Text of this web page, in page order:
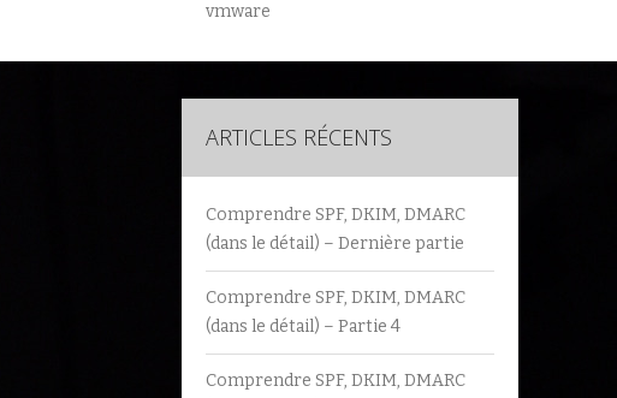
vmware
ARTICLES RÉCENTS
Comprendre SPF, DKIM, DMARC
(dans le détail) – Dernière partie
Comprendre SPF, DKIM, DMARC
(dans le détail) – Partie 4
Comprendre SPF, DKIM, DMARC